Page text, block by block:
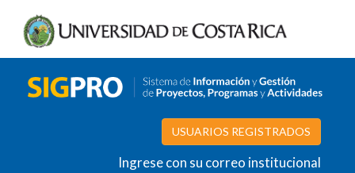
USUARIOS REGISTRADOS
Ingrese con su correo institucional